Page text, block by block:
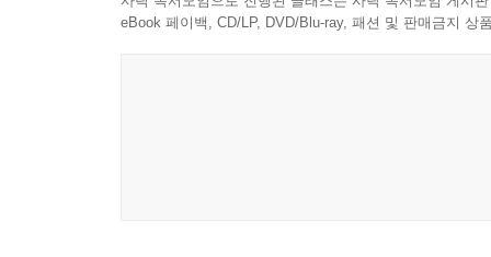
eBook 페이백, CD/LP, DVD/Blu-ray, 패션 및 판매금지 상